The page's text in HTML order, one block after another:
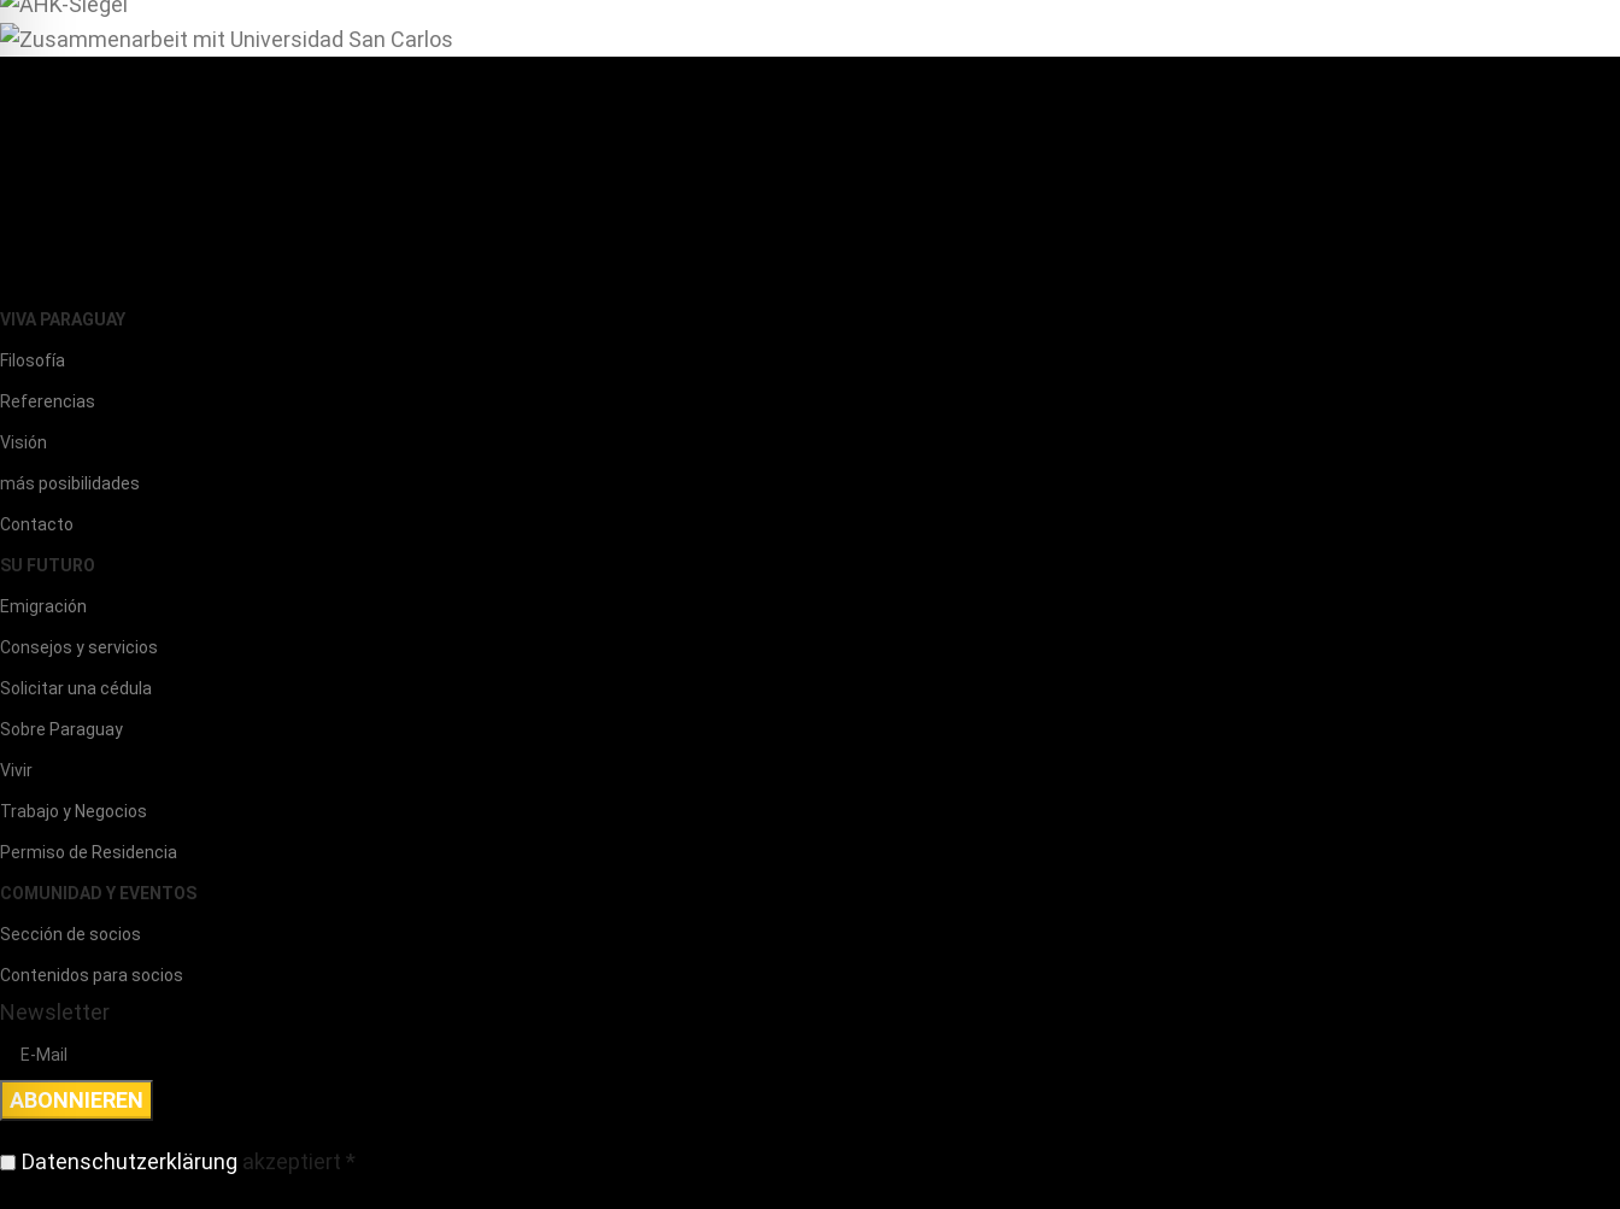
VIVA PARAGUAY
Filosofía
Referencias
Visión
más posibilidades
Contacto
SU FUTURO
Emigración
Consejos y servicios
Solicitar una cédula
Sobre Paraguay
Vivir
Trabajo y Negocios
Permiso de Residencia
COMUNIDAD Y EVENTOS
Sección de socios
Contenidos para socios
Newsletter
Datenschutzerklärung akzeptiert *